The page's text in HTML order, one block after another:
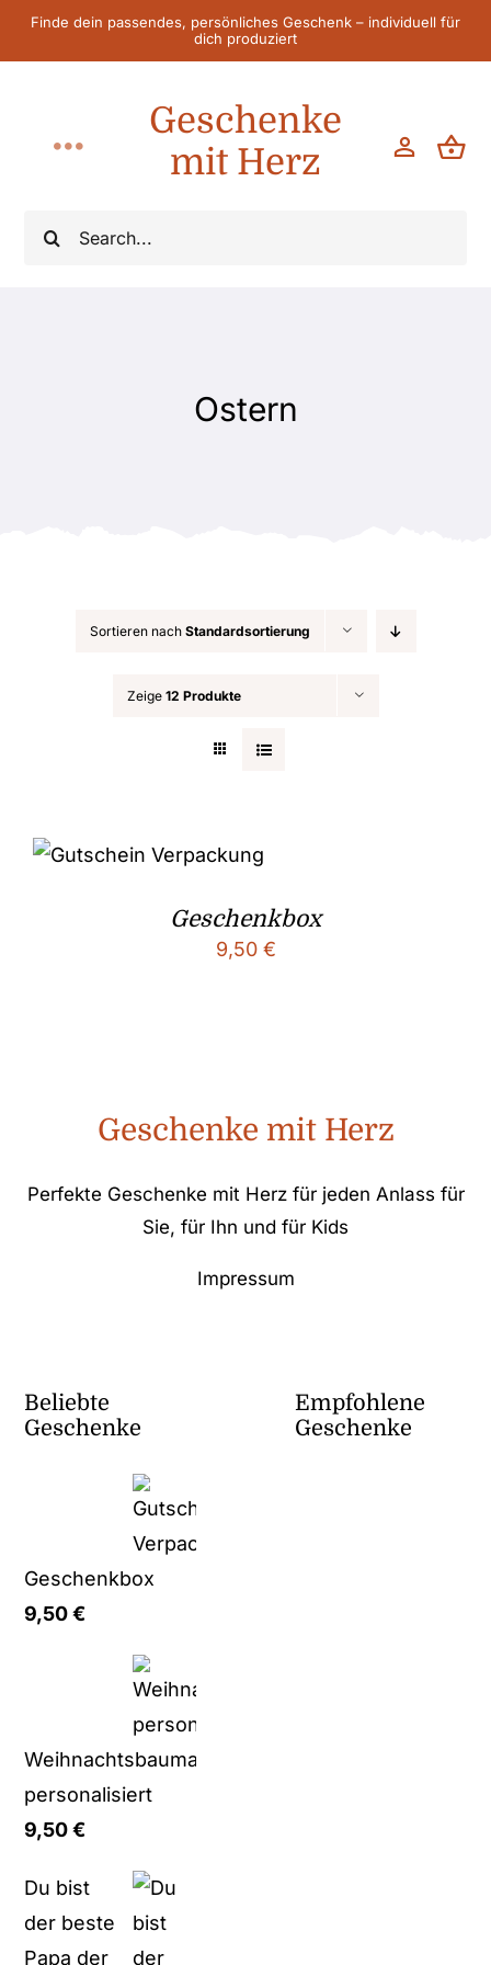
ZumFinde dein passendes, persönliches Geschenk – individuell für
dich produziert
Suche
Toggle
Navigation
Geschenke
mit Herz
Ostern
Sortieren nach Standardsortierung
Zeige 12 Produkte
Geschenkbox
9,50 €
Geschenke mit Herz
Perfekte Geschenke mit Herz für jeden Anlass für
Sie, für Ihn und für Kids
Impressum
Beliebte
Geschenke
Geschenkbox
9,50€
Weihnachtsbaumanhänger
personalisiert
9,50€
Du bist
der beste
Papa der
Empfohlene
Geschenke